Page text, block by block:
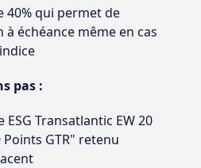
40% qui permet de
à échéance même en cas
pas :
ESG Transatlantic EW 20
GTR" retenu